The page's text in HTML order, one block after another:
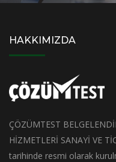
HAKKIMIZDA
ÇÖZÜMTEST
HİZMETLERİ SANAYİ VE
tarihinde resmi olarak